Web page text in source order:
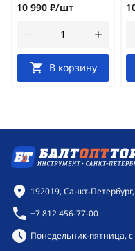
10 990 ₽/шт
В корзину
Контактная
192019, Санкт-
+7 812 456-77-00
Режим работы:
Понедельник-пятница, с